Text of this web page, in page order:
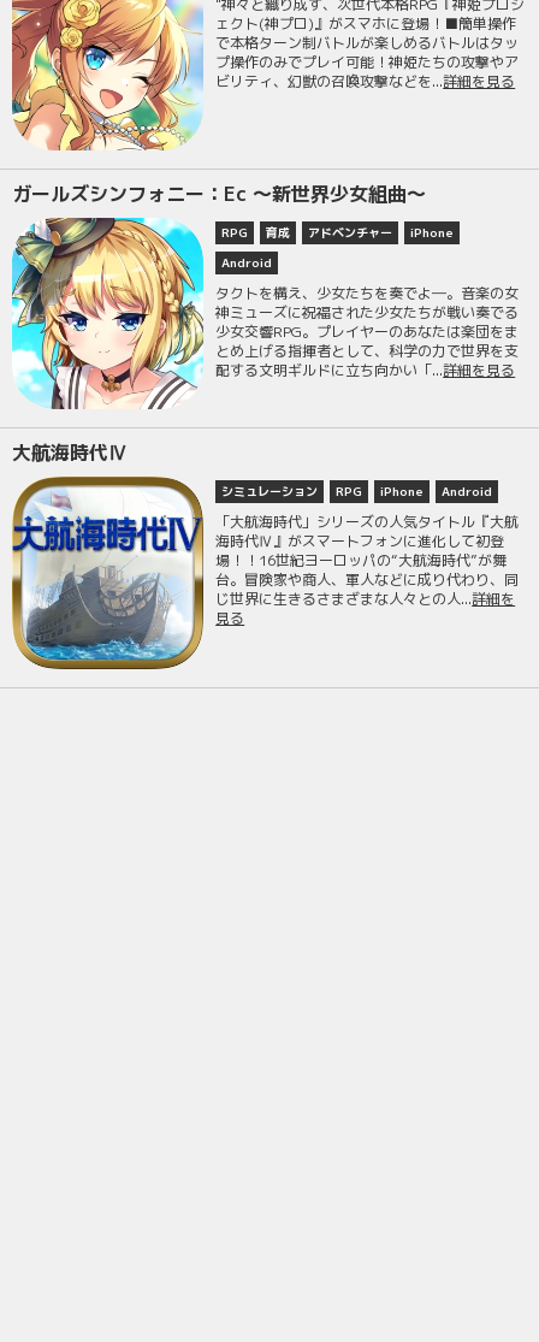
"神々と織り成す、次世代本格RPG『神姫プロジ
ェクト(神プロ)』がスマホに登場！■簡単操作
で本格ターン制バトルが楽しめるバトルはタッ
プ操作のみでプレイ可能！神姫たちの攻撃やア
ビリティ、幻獣の召喚攻撃などを...詳細を見る
ガールズシンフォニー：Ec 〜新世界少女組曲〜
RPG 育成 アドベンチャー
iPhone
Android
タクトを構え、少女たちを奏でよ―。音楽の女
神ミューズに祝福された少女たちが戦い奏でる
少女交響RPG。プレイヤーのあなたは楽団をま
とめ上げる指揮者として、科学の力で世界を支
配する文明ギルドに立ち向かい「...詳細を見る
大航海時代Ⅳ
シミュレーション RPG iPhone Android
「大航海時代」シリーズの人気タイトル『大航
海時代Ⅳ』がスマートフォンに進化して初登
場！！16世紀ヨーロッパの“大航海時代”が舞
台。冒険家や商人、軍人などに成り代わり、同
じ世界に生きるさまざまな人々との人...詳細を
見る